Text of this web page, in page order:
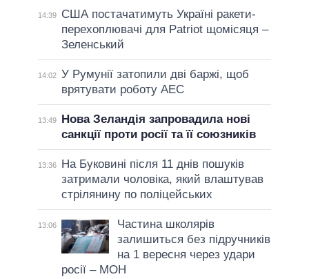
14:39
США постачатимуть Україні ракети-
перехоплювачі для Patriot щомісяця –
Зеленський
14:02 У Румунії затопили дві баржі, щоб
врятувати роботу АЕС
13:49
Нова Зеландія запровадила нові
санкції проти росії та її союзників
13:36
На Буковині після 11 днів пошуків
затримали чоловіка, який влаштував
стрілянину по поліцейських
13:06
Частина школярів
залишиться без підручників
на 1 вересня через удари
росії – МОН